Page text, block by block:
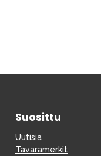
Suosittu
Uutisia
Tavaramerkit